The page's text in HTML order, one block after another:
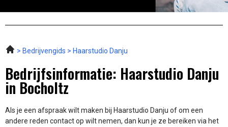
Bedrijvengids Haarstudio Danju
Bedrijfsinformatie: Haarstudio Danju
in Bocholtz
Als je een afspraak wilt maken bij Haarstudio Danju of om een
andere reden contact op wilt nemen, dan kun je ze bereiken via het